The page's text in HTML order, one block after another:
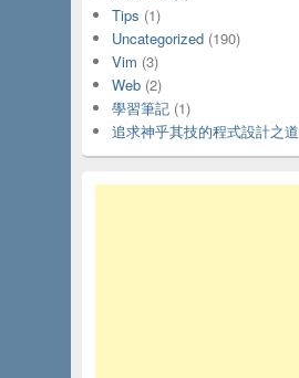
Tips (1)
Uncategorized(190)
Vim (3)
Web(2)
學習筆記(1)
追求神乎其技的程式設計之道